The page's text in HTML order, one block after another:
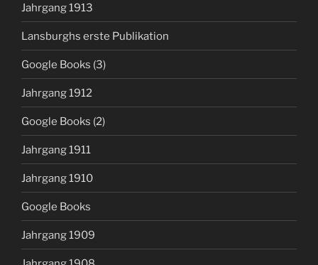
Jahrgang 1913
Lansburghs erste Publikation
Google Books (3)
Jahrgang 1912
Google Books (2)
Jahrgang 1911
Jahrgang 1910
Google Books
Jahrgang 1909